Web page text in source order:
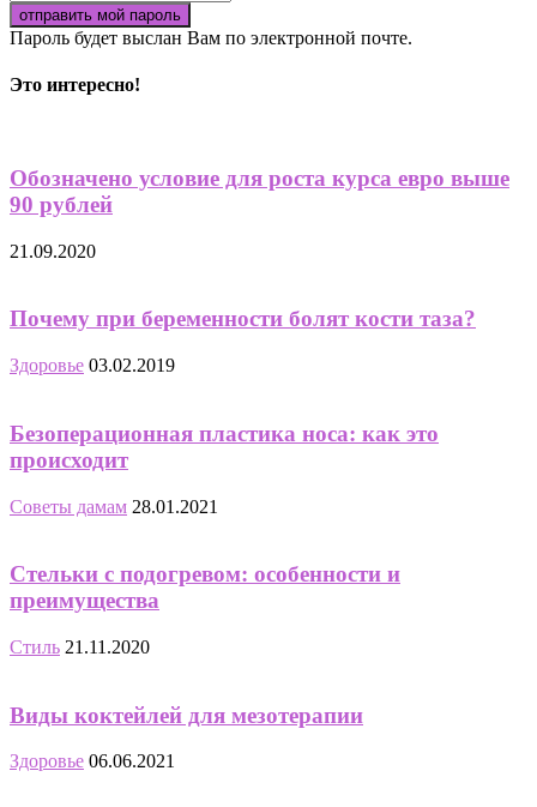
Пароль будет выслан Вам по электронной почте.
Это интересно!
Обозначено условие для роста курса евро выше
90 рублей
21.09.2020
Почему при беременности болят кости таза?
Здоровье 03.02.2019
Безоперационная пластика носа: как это
происходит
Советы дамам 28.01.2021
Стельки с подогревом: особенности и
преимущества
Стиль 21.11.2020
Виды коктейлей для мезотерапии
Здоровье 06.06.2021